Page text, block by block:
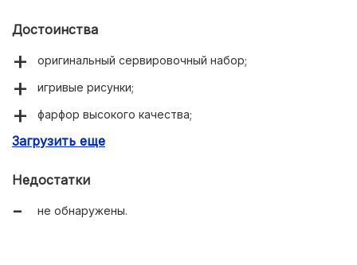
Достоинства
оригинальный сервировочный набор;
игривые рисунки;
фарфор высокого качества;
можно использовать в СВЧ и посудомойке.
Загрузить еще
Недостатки
не обнаружены.